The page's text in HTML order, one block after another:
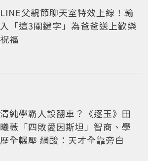
LINE父親節聊天室特效上線！輸
入「這3關鍵字」為爸爸送上歡樂
祝福
清純學霸人設翻車？《逐玉》田
曦薇「四敗愛因斯坦」智商、學
歷全輾壓 網酸：天才全靠旁白